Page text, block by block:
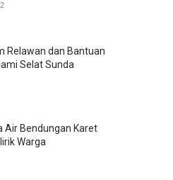
Relawan dan Bantuan
Selat Sunda
Air Bendungan Karet
Warga